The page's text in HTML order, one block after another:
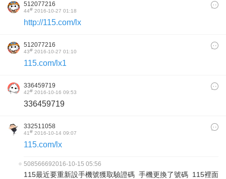
512077216
44# 2016-10-27 01:18
http://115.com/lx
512077216
43# 2016-10-27 01:10
115.com/lx1
336459719
42# 2016-10-16 09:53
336459719
332511058
41# 2016-10-14 09:07
115.com/lx
508566692016-10-15 05:56
115最近要重新設手機號獲取驗證碼 手機更換了號碼 115裡面